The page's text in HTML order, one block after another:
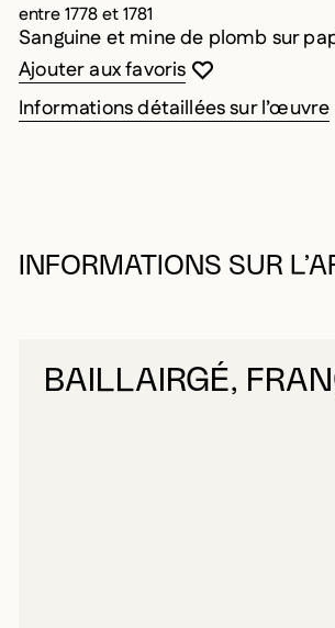
entre 1778 et 1781
Sanguine et mine de plomb sur
Vous devez être
Fermer la modale
Ouvrir la modale
Ajouter aux favoris
Informations détaillées sur l’œuvre
INFORMATIONS SUR
BAILLAIRGÉ,